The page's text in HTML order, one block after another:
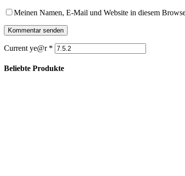
Meinen Namen, E-Mail und Website in diesem
Current ye@r *
Beliebte Produkte